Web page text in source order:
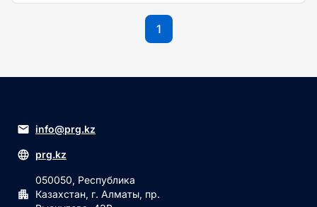
1
info@prg.kz
prg.kz
050050, Республика
Казахстан, г. Алматы, пр.